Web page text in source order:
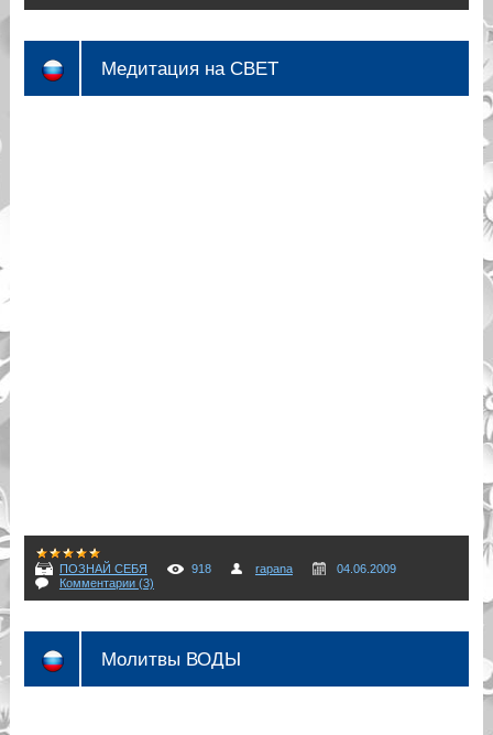
Медитация на СВЕТ
ПОЗНАЙ СЕБЯ 918 rapana
04.06.2009
Комментарии (3)
Молитвы ВОДЫ